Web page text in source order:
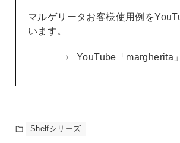
マルゲリータお客様使用例を
います。
YouTube「margherita
Shelfシリーズ